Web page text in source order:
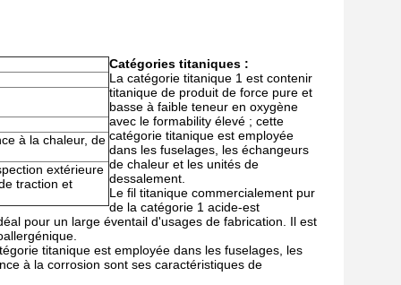
à la chaleur, de
extérieure
traction et
Catégories titaniques :
La catégorie titanique 1 est contenir
titanique de produit de force pure et
basse à faible teneur en oxygène
avec le formability élevé ; cette
catégorie titanique est employée
dans les fuselages, les échangeurs
de chaleur et les unités de
dessalement.
Le fil titanique commercialement pur
de la catégorie 1 acide-est
pour un large éventail d'usages de fabrication. Il est
titanique est employée dans les fuselages, les
à la corrosion sont ses caractéristiques de